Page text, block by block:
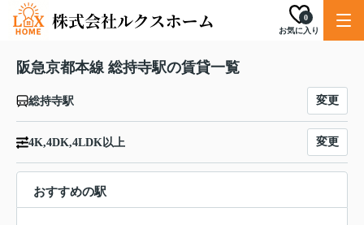
お気に入り
0
阪急京都本線 総持寺駅の賃貸一覧
総持寺駅 変更
4K,4DK,4LDK以上 変更
おすすめの駅